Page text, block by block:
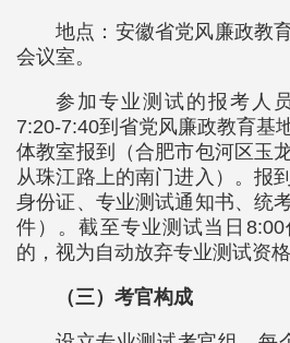
地点：安徽省党风廉政教
会议室。
参加专业测试的报考人
7:20-7:40到省党风廉政教育基
体教室报到（合肥市包河区玉
从珠江路上的南门进入）。报
身份证、专业测试通知书、统
件）。截至专业测试当日8:00
的，视为自动放弃专业测试资格
（三）考官构成